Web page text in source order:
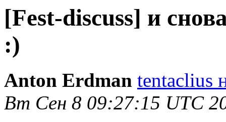
[Fest-discuss] и
:)
Anton Erdman tentaclius
Вт Сен 8 09:27:15 UTC